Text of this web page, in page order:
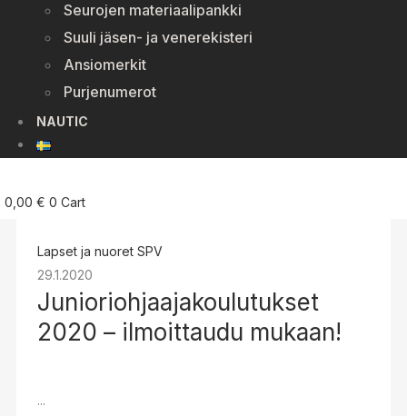
Seurojen materiaalipankki
Suuli jäsen- ja venerekisteri
Ansiomerkit
Purjenumerot
NAUTIC
0,00 € 0 Cart
Lapset ja nuoret SPV
29.1.2020
Junioriohjaajakoulutukset
2020 – ilmoittaudu mukaan!
...